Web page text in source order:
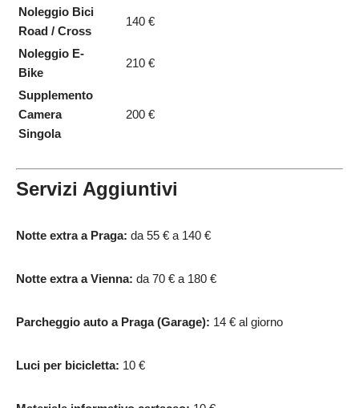
Noleggio Bici
Road / Cross
140 €
Noleggio E-
Bike
210 €
Supplemento
Camera
Singola
200 €
Servizi Aggiuntivi
Notte extra a Praga: da 55 € a 140 €
Notte extra a Vienna: da 70 € a 180 €
Parcheggio auto a Praga (Garage): 14 € al giorno
Luci per bicicletta: 10 €